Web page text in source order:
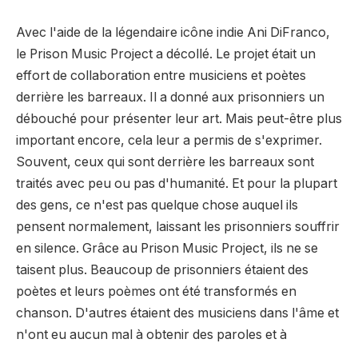
Avec l'aide de la légendaire icône indie Ani DiFranco,
le Prison Music Project a décollé. Le projet était un
effort de collaboration entre musiciens et poètes
derrière les barreaux. Il a donné aux prisonniers un
débouché pour présenter leur art. Mais peut-être plus
important encore, cela leur a permis de s'exprimer.
Souvent, ceux qui sont derrière les barreaux sont
traités avec peu ou pas d'humanité. Et pour la plupart
des gens, ce n'est pas quelque chose auquel ils
pensent normalement, laissant les prisonniers souffrir
en silence. Grâce au Prison Music Project, ils ne se
taisent plus. Beaucoup de prisonniers étaient des
poètes et leurs poèmes ont été transformés en
chanson. D'autres étaient des musiciens dans l'âme et
n'ont eu aucun mal à obtenir des paroles et à